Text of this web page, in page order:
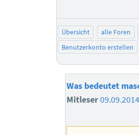
Übersicht alle Foren
Benutzerkonto erstellen
Was bedeutet
Mitleser